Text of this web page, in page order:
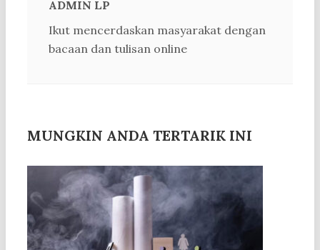
ADMIN LP
Ikut mencerdaskan masyarakat dengan
bacaan dan tulisan online
MUNGKIN ANDA TERTARIK INI